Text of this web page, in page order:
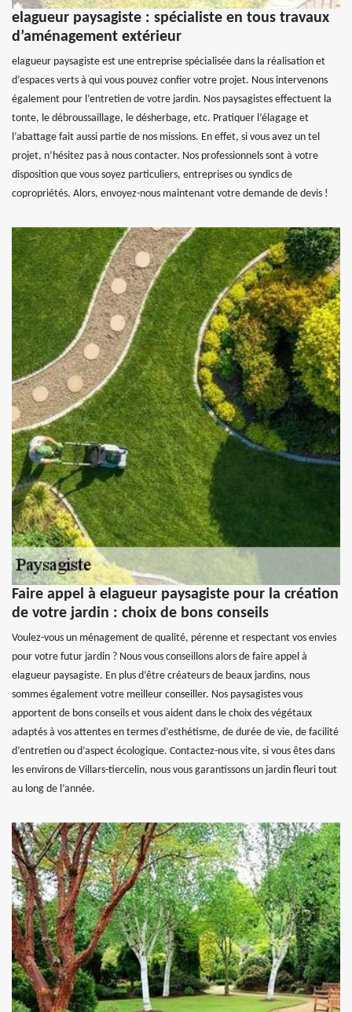
elagueur paysagiste : spécialiste en tous travaux
d’aménagement extérieur
elagueur paysagiste est une entreprise spécialisée dans la réalisation et
d’espaces verts à qui vous pouvez confier votre projet. Nous intervenons
également pour l’entretien de votre jardin. Nos paysagistes effectuent la
tonte, le débroussaillage, le désherbage, etc. Pratiquer l’élagage et
l’abattage fait aussi partie de nos missions. En effet, si vous avez un tel
projet, n’hésitez pas à nous contacter. Nos professionnels sont à votre
disposition que vous soyez particuliers, entreprises ou syndics de
copropriétés. Alors, envoyez-nous maintenant votre demande de devis !
Faire appel à elagueur paysagiste pour la création
de votre jardin : choix de bons conseils
Voulez-vous un ménagement de qualité, pérenne et respectant vos envies
pour votre futur jardin ? Nous vous conseillons alors de faire appel à
elagueur paysagiste. En plus d’être créateurs de beaux jardins, nous
sommes également votre meilleur conseiller. Nos paysagistes vous
apportent de bons conseils et vous aident dans le choix des végétaux
adaptés à vos attentes en termes d’esthétisme, de durée de vie, de facilité
d’entretien ou d’aspect écologique. Contactez-nous vite, si vous êtes dans
les environs de Villars-tiercelin, nous vous garantissons un jardin fleuri tout
au long de l’année.